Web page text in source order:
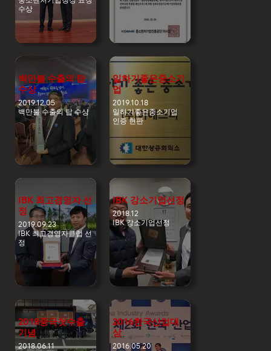
수상
백만불 수출의 탑
수상
2019.12.05
백만불 수출의 탑 수상
일하기좋은중소기
업
2019.10.18
일하기좋은중소기업
인증 현판
IBK 최고경영자 선
정
2019.09.23
IBK 최고경영자클럽 선
정
IBK 강소기업선정
2018.12
IBK 강소기업선정
2018중국첫수출
기념
2018.06.11
2016한국산업대
상
2016.05.20